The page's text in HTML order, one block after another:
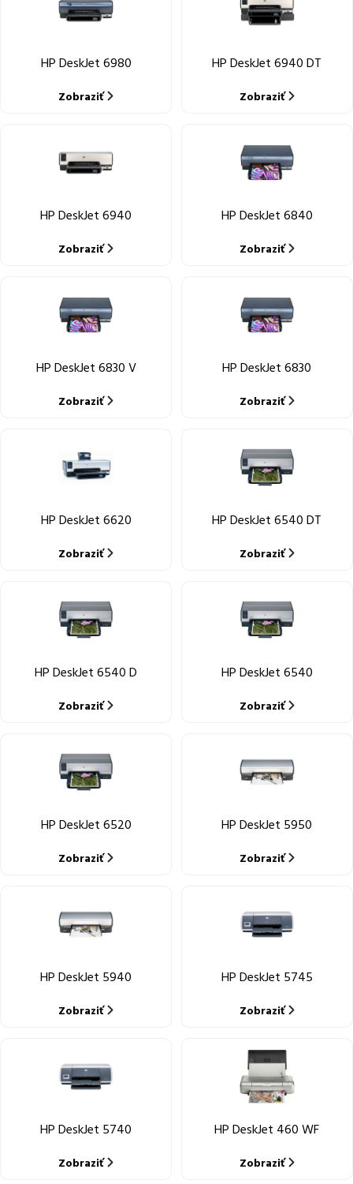
HP DeskJet 6980
Zobraziť
HP DeskJet 6940 DT
Zobraziť
HP DeskJet 6940
Zobraziť
HP DeskJet 6840
Zobraziť
HP DeskJet 6830 V
Zobraziť
HP DeskJet 6830
Zobraziť
HP DeskJet 6620
Zobraziť
HP DeskJet 6540 DT
Zobraziť
HP DeskJet 6540 D
Zobraziť
HP DeskJet 6540
Zobraziť
HP DeskJet 6520
Zobraziť
HP DeskJet 5950
Zobraziť
HP DeskJet 5940
Zobraziť
HP DeskJet 5745
Zobraziť
HP DeskJet 5740
Zobraziť
HP DeskJet 460 WF
Zobraziť